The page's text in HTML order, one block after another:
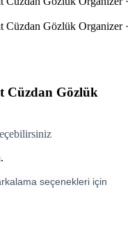
Cüzdan Gözlük
seçenekleri için